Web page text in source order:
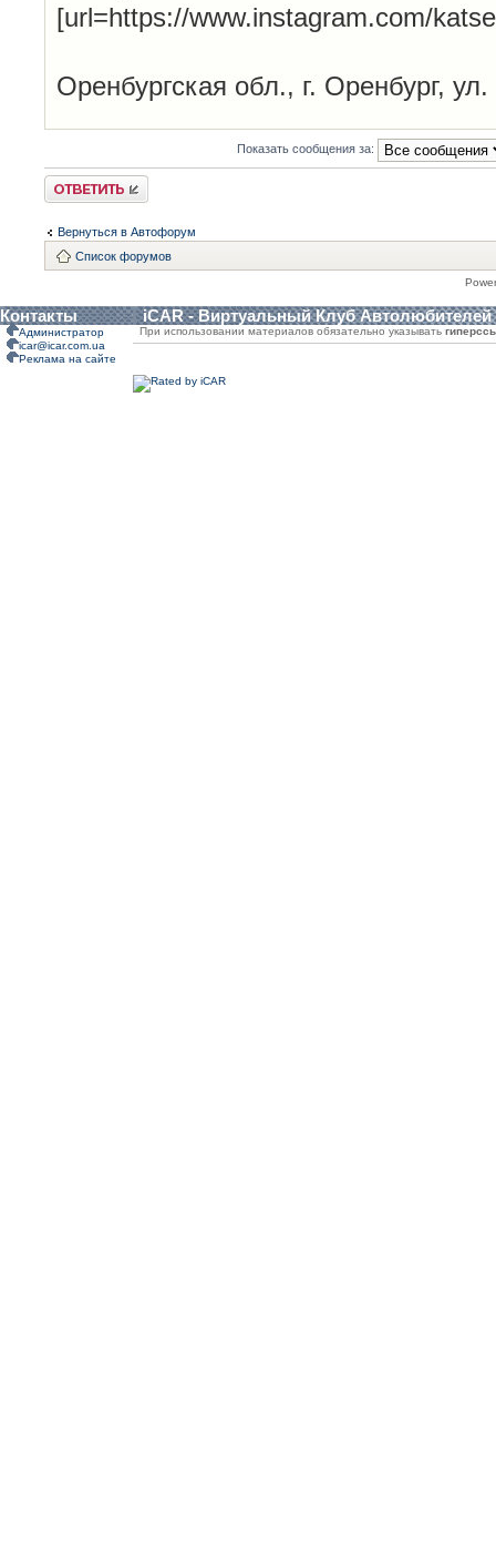
[url=https://www.instagram.com/
Оренбургская обл., г. Оренбург,
Показать сообщения за:
Ответить
Вернуться в Автофорум
Список форумов
Контакты iCAR - Виртуальный Клуб Автолюбителей
Администратор
icar@icar.com.ua
Реклама на сайте
При использовании материалов обязательно указывать